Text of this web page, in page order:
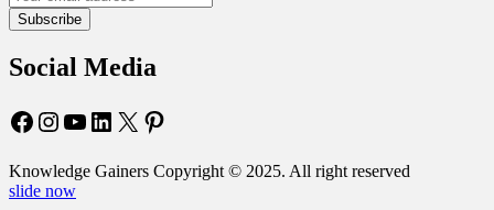
Subscribe
Social Media
Facebook
Instagram
YouTube
LinkedIn
X Pinterest
Knowledge Gainers Copyright © 2025. All right reserved
slide now